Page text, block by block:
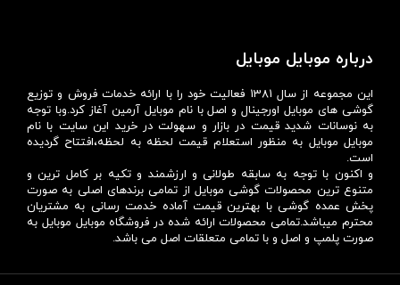
درباره موبایل موبایل
این مجموعه از سال 1381 فعالیت خود را با ارائه خدمات فروش و توزیع
گوشی های موبایل اورجینال و اصل با نام موبایل آرمین آغاز کرد.وبا توجه
به نوسانات شدید قیمت در بازار و سهولت در خرید این سایت با نام
موبایل موبایل به منظور استعلام قیمت لحظه به لحظه،افتتاح گردیده
است.
و اکنون با توجه به سابقه طولانی و ارزشمند و تکیه بر کامل ترین و
متنوع ترین محصولات گوشی موبایل از تمامی برندهای اصلی به صورت
پخش عمده گوشی با بهترین قیمت آماده خدمت رسانی به مشتریان
محترم میباشد.تمامی محصولات ارائه شده در فروشگاه موبایل موبایل به
صورت پلمپ و اصل و با تمامی متعلقات اصل می باشد.